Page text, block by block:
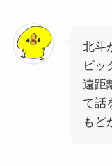
北斗
ビッ
遠距
て話
もど